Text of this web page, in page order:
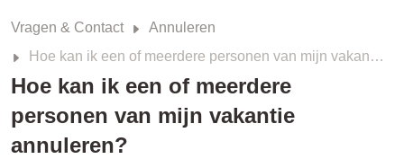
Vragen & Contact
Annuleren
Hoe kan ik een of meerdere personen van mijn vakantie annuleren?
Hoe kan ik een of meerdere
personen van mijn vakantie
annuleren?